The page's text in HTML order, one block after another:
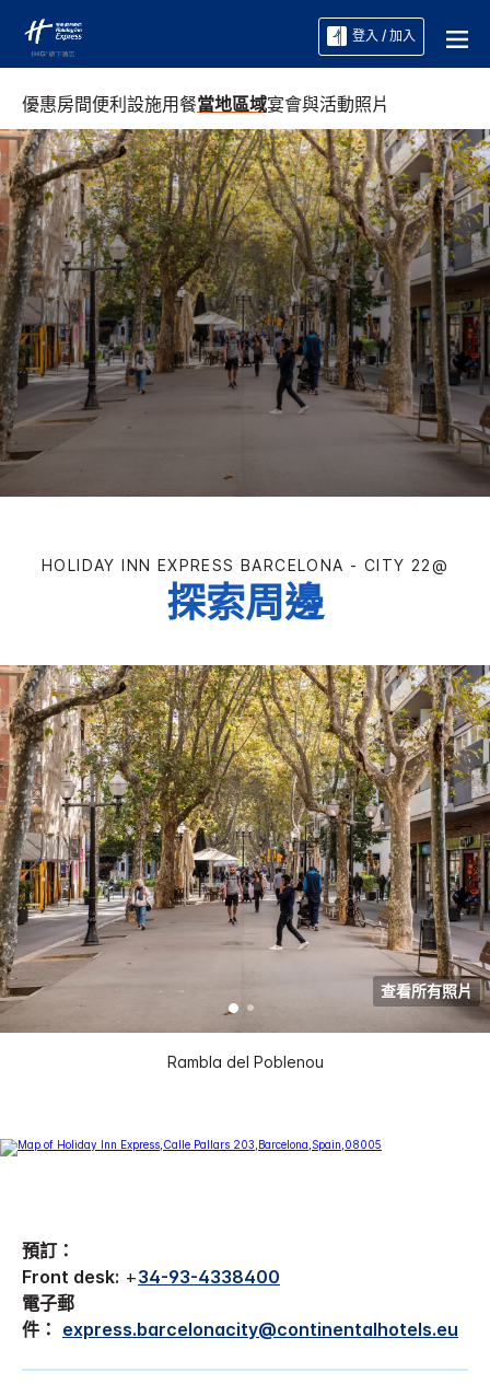
登入 / 加入
優惠房間便利設施用餐當地區域宴會與活動照片
HOLIDAY INN EXPRESS BARCELONA - CITY 22@
探索周邊
Rambla del Poblenou
查看所有照片
預訂：
Front desk: +34-93-4338400
電子郵
件： express.barcelonacity@continentalhotels.eu